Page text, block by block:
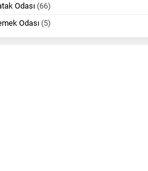
Odası (66)
Odası (5)